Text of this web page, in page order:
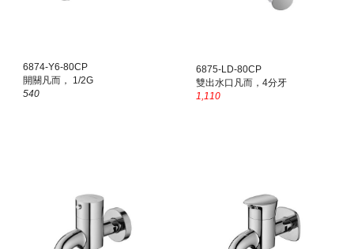
6874-Y6-80CP
開關凡而， 1/2G
540
6875-LD-80CP
雙出水口凡而，4分牙
1,110